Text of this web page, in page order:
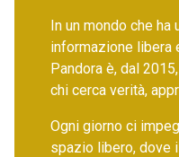
In un mondo che
informazione libera
Pandora è, dal
chi cerca verità,
Ogni giorno ci
spazio libero, dove